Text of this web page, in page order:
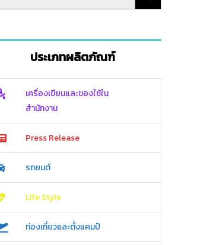
ประเภทผลิตภัณฑ์
เครื่องเขียนและของใช้ใน
สำนักงาน
Press Release
รถยนต์
Life Style
ท่องเที่ยวและตั้งแคมป์